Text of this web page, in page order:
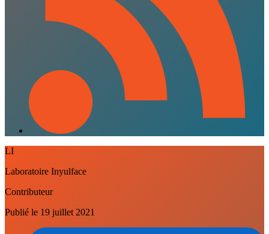
LI
Laboratoire Inyulface
Contributeur
Publié le 19 juillet 2021